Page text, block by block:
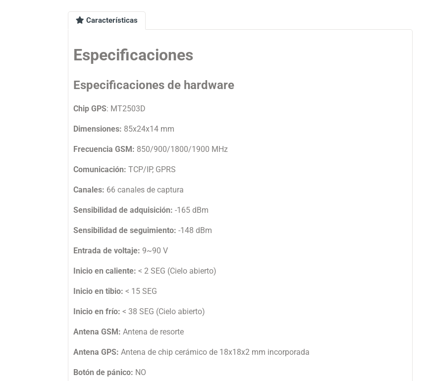
Características
Especificaciones
Especificaciones de hardware
Chip GPS: MT2503D
Dimensiones: 85x24x14 mm
Frecuencia GSM: 850/900/1800/1900 MHz
Comunicación: TCP/IP, GPRS
Canales: 66 canales de captura
Sensibilidad de adquisición: -165 dBm
Sensibilidad de seguimiento: -148 dBm
Entrada de voltaje: 9~90 V
Inicio en caliente: < 2 SEG (Cielo abierto)
Inicio en tibio: < 15 SEG
Inicio en frío: < 38 SEG (Cielo abierto)
Antena GSM: Antena de resorte
Antena GPS: Antena de chip cerámico de 18x18x2 mm incorporada
Botón de pánico: NO